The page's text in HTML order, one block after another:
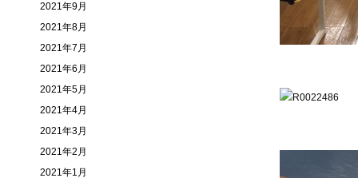
2021年9月
2021年8月
2021年7月
2021年6月
2021年5月
2021年4月
2021年3月
2021年2月
2021年1月